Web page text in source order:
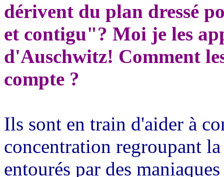
dérivent du plan dressé
et contigu"? Moi je les
d'Auschwitz! Comment
compte ?
Ils sont en train d'aider à
concentration regroupant
entourés par des